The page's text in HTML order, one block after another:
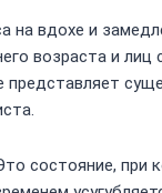
на вдохе и
возраста и лиц
состояние, при